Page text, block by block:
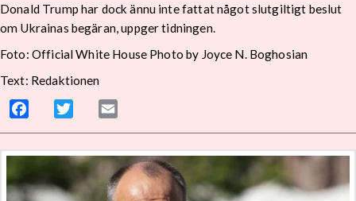
Donald Trump har dock ännu inte fattat något slutgiltigt beslut
om Ukrainas begäran, uppger tidningen.
Foto: Official White House Photo by Joyce N. Boghosian
Text: Redaktionen
Facebook Twitter